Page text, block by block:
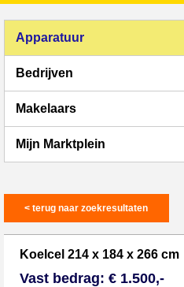
Apparatuur
Bedrijven
Makelaars
Mijn Marktplein
< terug naar zoekresultaten
Koelcel 214 x 184 x 266 cm
Vast bedrag: € 1.500,-